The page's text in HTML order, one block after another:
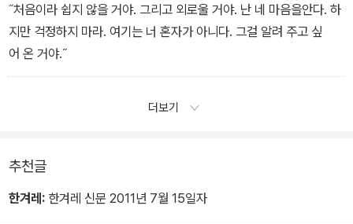
˝처음이라 쉽지 않을 거야. 그리고 외로울 거야. 난 네 마음을안다. 하
지만 걱정하지 마라. 여기는 너 혼자가 아니다. 그걸 알려 주고 싶
어 온 거야.˝
더보기
추천글
한겨레: 한겨레 신문 2011년 7월 15일자